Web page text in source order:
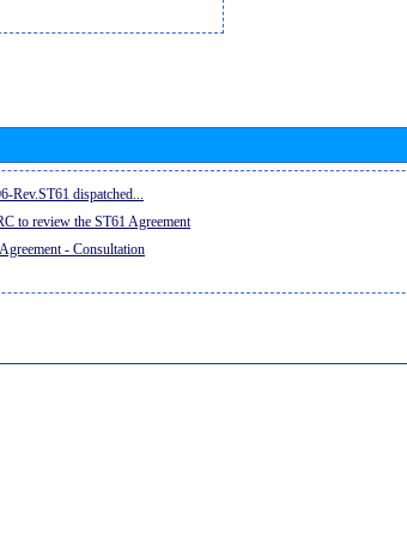
dispatched...
to review the ST61 Agreement
- Consultation